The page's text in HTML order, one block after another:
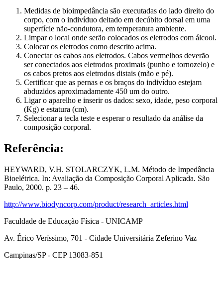
Medidas de bioimpedância são executadas do lado direito do
corpo, com o indivíduo deitado em decúbito dorsal em uma
superfície não-condutora, em temperatura ambiente.
Limpar o local onde serão colocados os eletrodos com álcool.
Colocar os eletrodos como descrito acima.
Conectar os cabos aos eletrodos. Cabos vermelhos deverão
ser conectados aos eletrodos proximais (punho e tornozelo) e
os cabos pretos aos eletrodos distais (mão e pé).
Certificar que as pernas e os braços do indivíduo estejam
abduzidos aproximadamente 450 um do outro.
Ligar o aparelho e inserir os dados: sexo, idade, peso corporal
(Kg) e estatura (cm).
Selecionar a tecla teste e esperar o resultado da análise da
composição corporal.
Referência:
HEYWARD, V.H. STOLARCZYK, L.M. Método de Impedância
Bioelétrica. In: Avaliação da Composição Corporal Aplicada. São
Paulo, 2000. p. 23 – 46.
http://www.biodyncorp.com/product/research_articles.html
Faculdade de Educação Física - UNICAMP
Av. Érico Veríssimo, 701 - Cidade Universitária Zeferino Vaz
Campinas/SP - CEP 13083-851